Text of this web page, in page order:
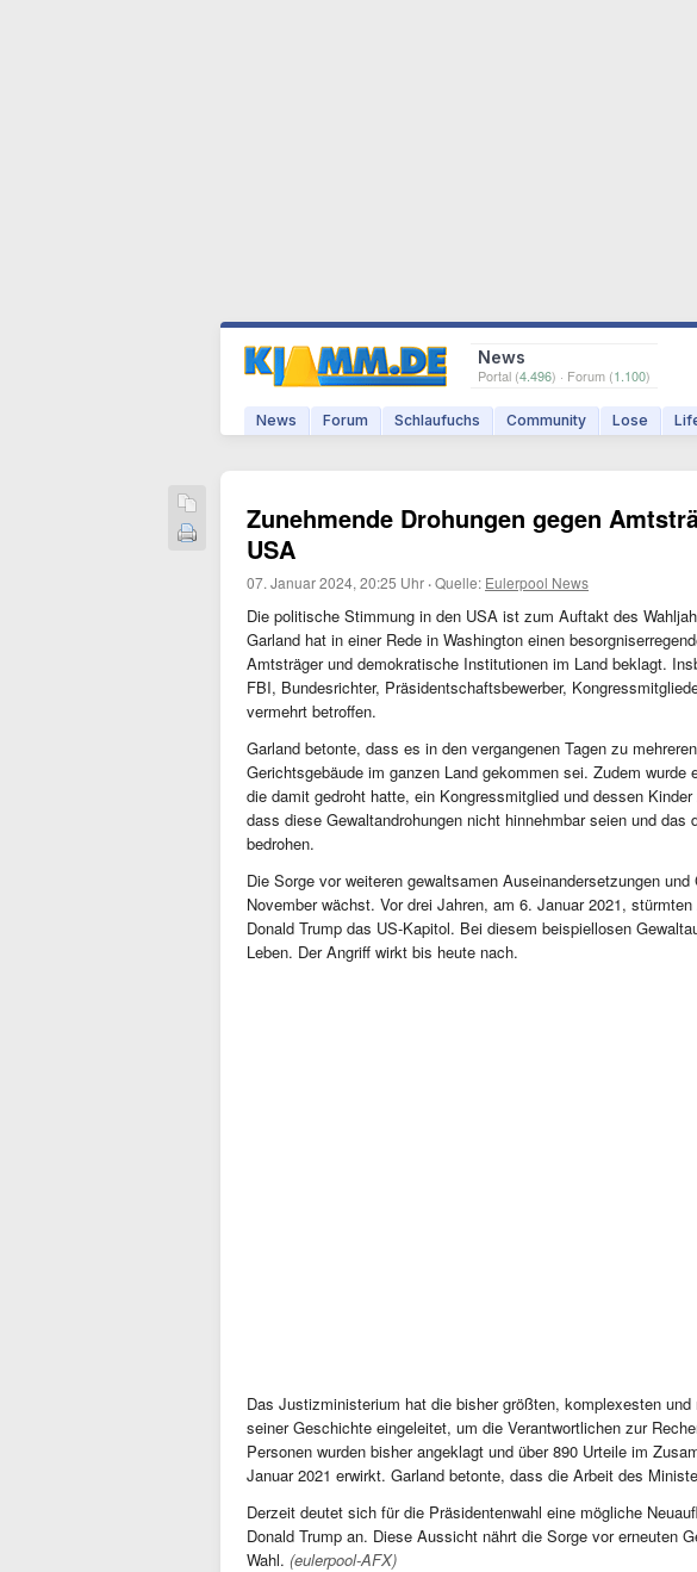
News
Portal (4.496) · Forum (1.100)
News Forum Schlaufuchs Community Lose
Zunehmende Drohungen gegen
USA
07. Januar 2024, 20:25 Uhr ·Quelle: Eulerpool News
Die politische Stimmung in den USA ist zum Auftakt des
Garland hat in einer Rede in Washington einen
Amtsträger und demokratische Institutionen im Land beklagt.
FBI, Bundesrichter, Präsidentschaftsbewerber,
vermehrt betroffen.
Garland betonte, dass es in den vergangenen Tagen zu
Gerichtsgebäude im ganzen Land gekommen sei. Zudem
die damit gedroht hatte, ein Kongressmitglied und dessen
dass diese Gewaltandrohungen nicht hinnehmbar seien und das
bedrohen.
Die Sorge vor weiteren gewaltsamen Auseinandersetzungen
November wächst. Vor drei Jahren, am 6. Januar 2021,
Donald Trump das US-Kapitol. Bei diesem beispiellosen
Leben. Der Angriff wirkt bis heute nach.
Das Justizministerium hat die bisher größten, komplexesten
seiner Geschichte eingeleitet, um die Verantwortlichen zur
Personen wurden bisher angeklagt und über 890 Urteile im
Januar 2021 erwirkt. Garland betonte, dass die Arbeit des
Derzeit deutet sich für die Präsidentenwahl eine mögliche
Donald Trump an. Diese Aussicht nährt die Sorge vor erneuten
Wahl. (eulerpool-AFX)